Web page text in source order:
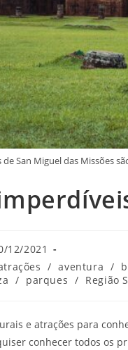
de San Miguel das Missões
12/2021
/ aventura /
/ parques / Região
e atrações para
conhecer todos os